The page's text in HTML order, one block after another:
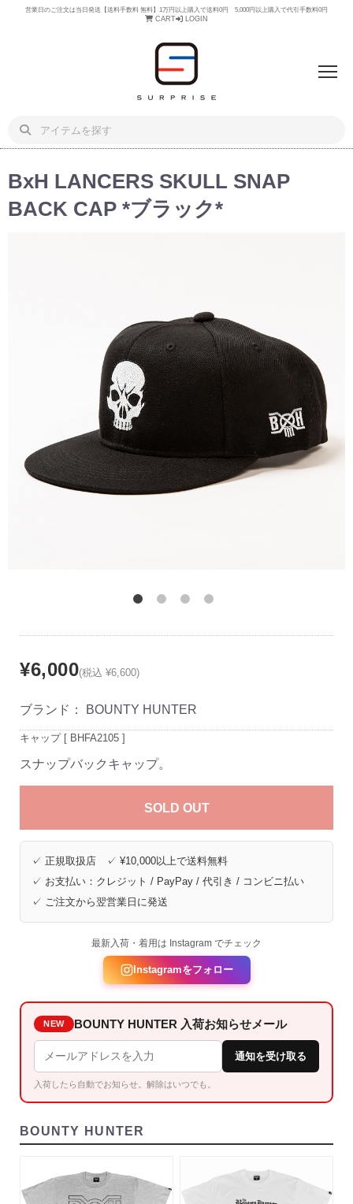
営業日のご注文は当日発送【送料手数料 無料】1万円以上購入で送料0円 5,000円以上購入で代引手数料0円
CART LOGIN
BxH LANCERS SKULL SNAP
BACK CAP *ブラック*
¥6,000(税込 ¥6,600)
ブランド： BOUNTY HUNTER
キャップ [ BHFA2105 ]
スナップバックキャップ。
SOLD OUT
✓ 正規取扱店 ✓ ¥10,000以上で送料無料
✓ お支払い：クレジット / PayPay / 代引き / コンビニ払い
✓ ご注文から翌営業日に発送
最新入荷・着用は Instagram でチェック
Instagramをフォロー
NEW BOUNTY HUNTER 入荷お知らせメール
通知を受け取る
入荷したら自動でお知らせ。解除はいつでも。
BOUNTY HUNTER